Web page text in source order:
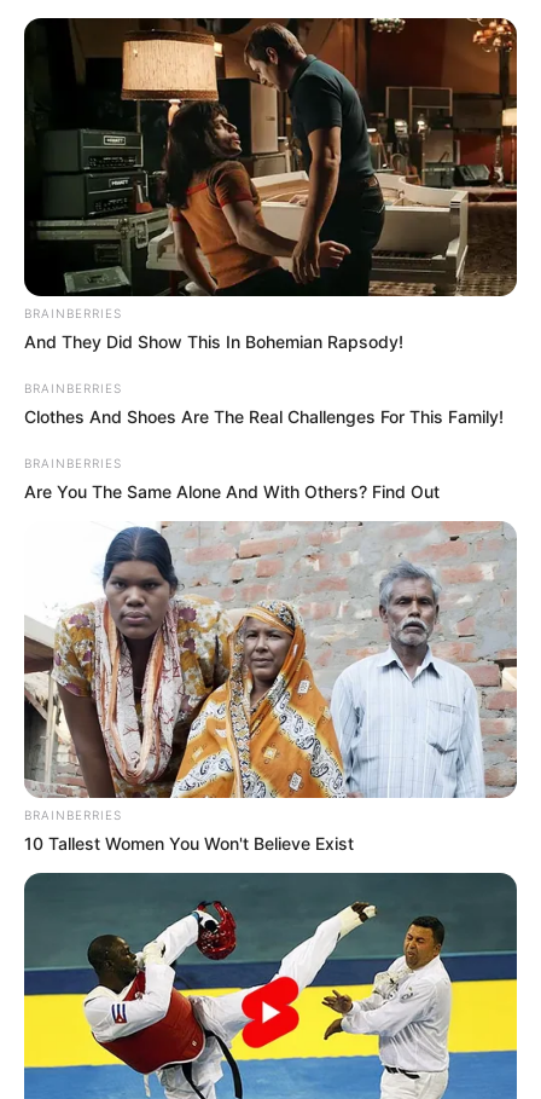
SERIES
BRAINBERRIES
And They Did Show This In Bohemian Rapsody!
BRAINBERRIES
Clothes And Shoes Are The Real Challenges For This Family!
BRAINBERRIES
Are You The Same Alone And With Others? Find Out
BRAINBERRIES
10 Tallest Women You Won't Believe Exist